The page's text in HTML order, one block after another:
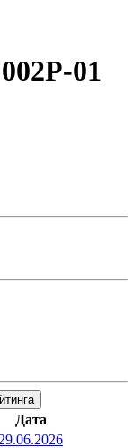
01
Дата
29.06.2026